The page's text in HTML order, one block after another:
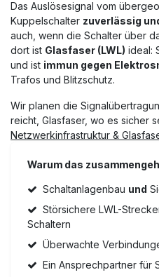
Das Auslösesignal vom
Kuppelschalter zuverlässig
auch, wenn die Schalter über
dort ist Glasfaser (LWL) ideal:
und ist immun gegen
Trafos und Blitzschutz.
Wir planen die
reicht, Glasfaser, wo es sicher
Netzwerkinfrastruktur &
Warum das
Schaltanlagenbau und
Störsichere LWL-
Schaltern
Überwachte
Ein Ansprechpartner für